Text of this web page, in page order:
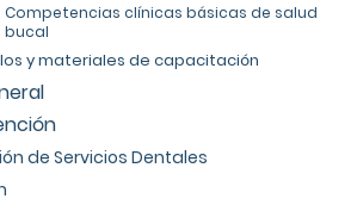
Competencias clínicas básicas de salud
bucal
y materiales de capacitación
de Servicios Dentales